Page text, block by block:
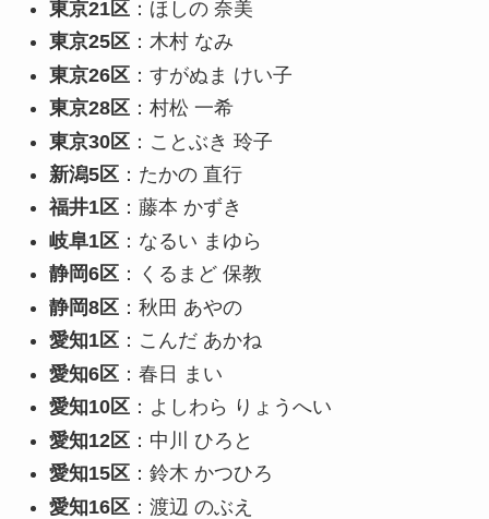
東京21区：ほしの 奈美
東京25区：木村 なみ
東京26区：すがぬま けい子
東京28区：村松 一希
東京30区：ことぶき 玲子
新潟5区：たかの 直行
福井1区：藤本 かずき
岐阜1区：なるい まゆら
静岡6区：くるまど 保教
静岡8区：秋田 あやの
愛知1区：こんだ あかね
愛知6区：春日 まい
愛知10区：よしわら りょうへい
愛知12区：中川 ひろと
愛知15区：鈴木 かつひろ
愛知16区：渡辺 のぶえ